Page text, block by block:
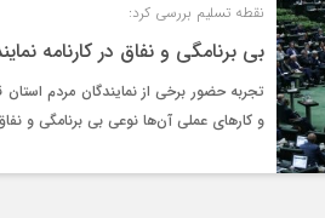
نقطه تسلیم بررسی کرد:
بی برنامگی و نفاق در کارنامه
تجربه حضور برخی از نمایندگان مردم
و کارهای عملی آن‌ها نوعی بی برنامگی و